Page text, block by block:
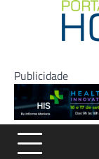
Publicidade